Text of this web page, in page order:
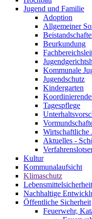
Jugend und Familie
Adoption
Allgemeiner
Beurkundung
Kommunale
Jugendschutz
Kindergarten
Tagespflege
Wirtschaftliche
Aktuelles -
Kultur
Kommunalaufsicht
Klimaschutz
Lebensmittelsicherheit
Nachhaltige
Öffentliche Sicherheit
Feuerwehr,